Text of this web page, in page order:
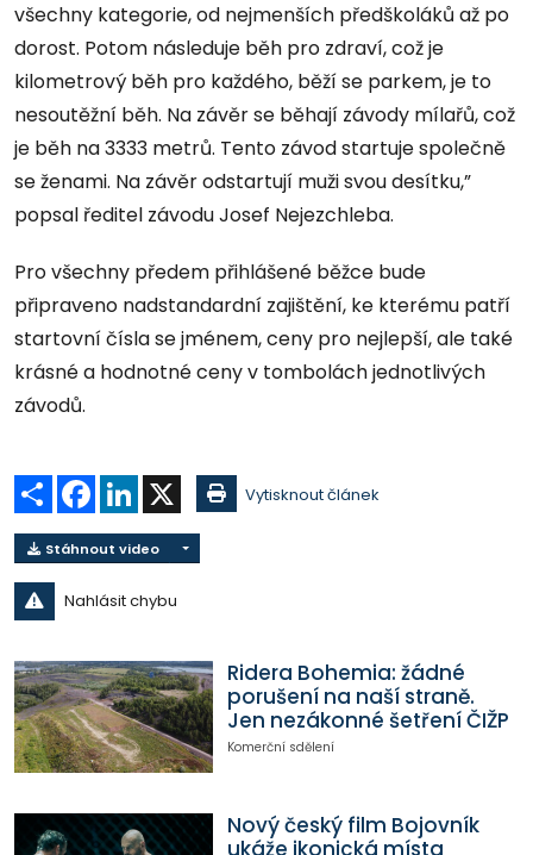
všechny kategorie, od nejmenších předškoláků až po
dorost. Potom následuje běh pro zdraví, což je
kilometrový běh pro každého, běží se parkem, je to
nesoutěžní běh. Na závěr se běhají závody mílařů, což
je běh na 3333 metrů. Tento závod startuje společně
se ženami. Na závěr odstartují muži svou desítku,”
popsal ředitel závodu Josef Nejezchleba.
Pro všechny předem přihlášené běžce bude
připraveno nadstandardní zajištění, ke kterému patří
startovní čísla se jménem, ceny pro nejlepší, ale také
krásné a hodnotné ceny v tombolách jednotlivých
závodů.
Sdílet Facebook
LinkedIn Vytisknout článek
Stáhnout video
Nahlásit chybu
Ridera Bohemia: žádné
porušení na naší straně.
Jen nezákonné šetření ČIŽP
Komerční sdělení
Nový český film Bojovník
ukáže ikonická místa